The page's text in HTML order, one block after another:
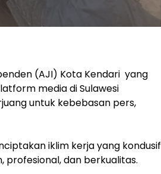
(AJI) Kota Kendari yang
media di Sulawesi
untuk kebebasan pers,
iklim kerja yang kondusif
profesional, dan berkualitas.